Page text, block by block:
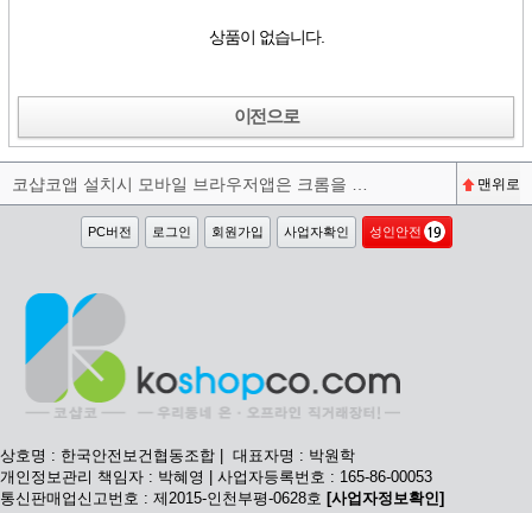
상품이 없습니다.
이전으로
맨위로
PC버전 로그인 회원가입 사업자확인 성인안전
상호명 : 한국안전보건협동조합 | 대표자명 : 박원학
개인정보관리 책임자 : 박혜영 | 사업자등록번호 : 165-86-00053
통신판매업신고번호 : 제2015-인천부평-0628호 [사업자정보확인]